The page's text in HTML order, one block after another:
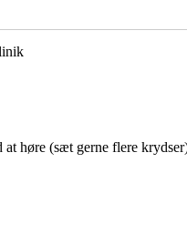
høre (sæt gerne flere